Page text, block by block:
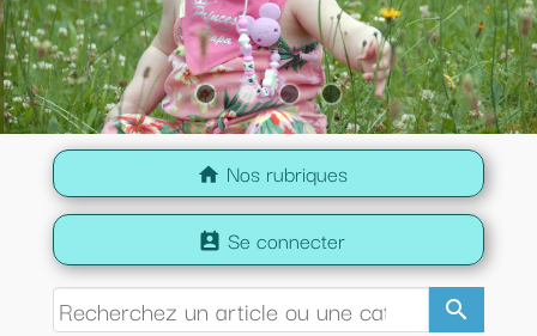
home Nos rubriques
search
perm_contact_calendar Se connecter